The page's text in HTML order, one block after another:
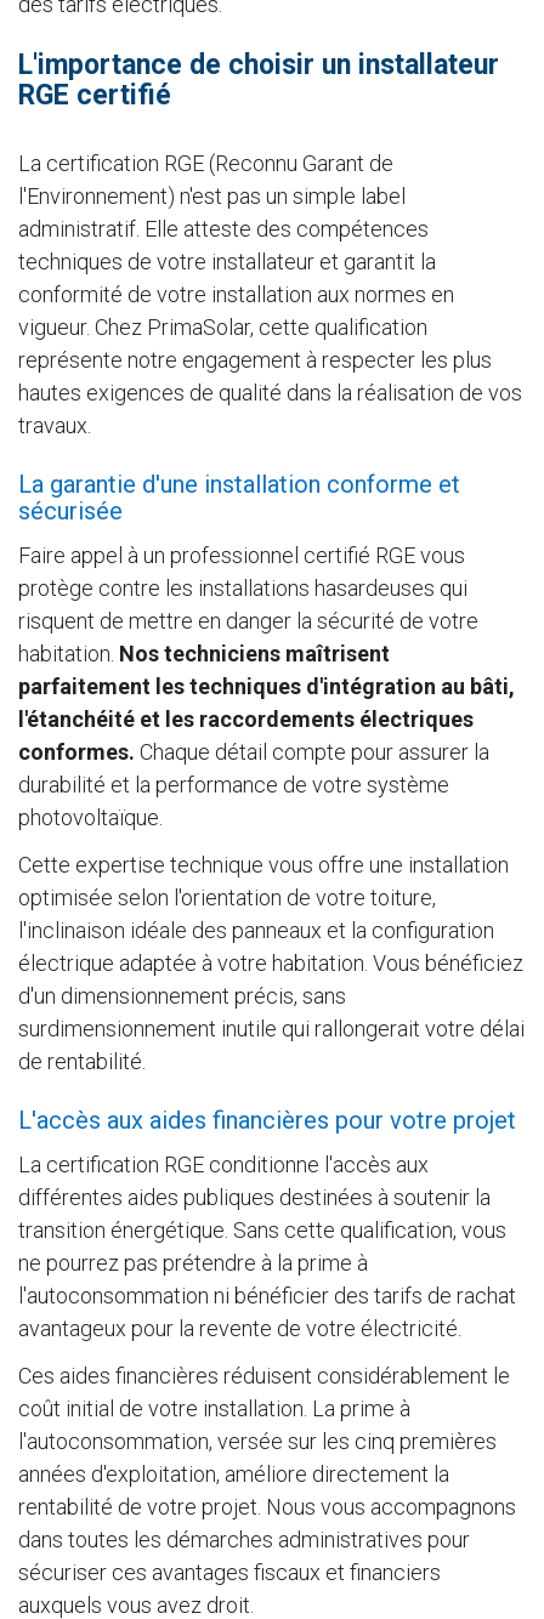
L'importance de choisir un installateur
RGE certifié
La certification RGE (Reconnu Garant de
l'Environnement) n'est pas un simple label
administratif. Elle atteste des compétences
techniques de votre installateur et garantit la
conformité de votre installation aux normes en
vigueur. Chez PrimaSolar, cette qualification
représente notre engagement à respecter les plus
hautes exigences de qualité dans la réalisation de vos
travaux.
La garantie d'une installation conforme et
sécurisée
Faire appel à un professionnel certifié RGE vous
protège contre les installations hasardeuses qui
risquent de mettre en danger la sécurité de votre
habitation. Nos techniciens maîtrisent
parfaitement les techniques d'intégration au bâti,
l'étanchéité et les raccordements électriques
conformes. Chaque détail compte pour assurer la
durabilité et la performance de votre système
photovoltaïque.
Cette expertise technique vous offre une installation
optimisée selon l'orientation de votre toiture,
l'inclinaison idéale des panneaux et la configuration
électrique adaptée à votre habitation. Vous bénéficiez
d'un dimensionnement précis, sans
surdimensionnement inutile qui rallongerait votre délai
de rentabilité.
L'accès aux aides financières pour votre projet
La certification RGE conditionne l'accès aux
différentes aides publiques destinées à soutenir la
transition énergétique. Sans cette qualification, vous
ne pourrez pas prétendre à la prime à
l'autoconsommation ni bénéficier des tarifs de rachat
avantageux pour la revente de votre électricité.
Ces aides financières réduisent considérablement le
coût initial de votre installation. La prime à
l'autoconsommation, versée sur les cinq premières
années d'exploitation, améliore directement la
rentabilité de votre projet. Nous vous accompagnons
dans toutes les démarches administratives pour
sécuriser ces avantages fiscaux et financiers
auxquels vous avez droit.